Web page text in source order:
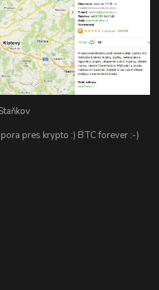
pres krypto :) BTC forever :-)